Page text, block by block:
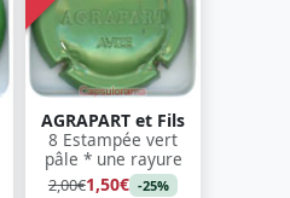
AGRAPART et Fils
8 Estampée vert
pâle * une rayure
2,00€1,50€ -25%